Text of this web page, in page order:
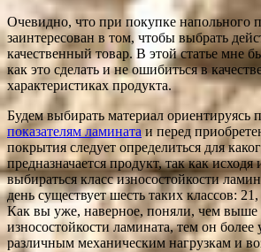
Очевидно, что при покупке напольного
заинтересован в том, чтобы выбрать
качественный товар. В этой статье мне
как это сделать и не ошибиться в
характеристиках продукта.
Будем выбирать материал ориентируясь
показателям ламината и перед
покрытия следует определиться для
предназначается продукт, так как исходя
выбираться класс износостойкости
день существует шесть таких классов:
Как вы уже, наверное, поняли, чем выше
износостойкости ламината, тем он более
различным механическим нагрузкам и